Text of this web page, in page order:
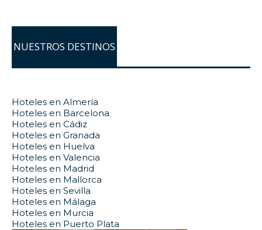
NUESTROS DESTINOS
Hoteles en Almería
Hoteles en Barcelona
Hoteles en Cádiz
Hoteles en Granada
Hoteles en Huelva
Hoteles en Valencia
Hoteles en Madrid
Hoteles en Mallorca
Hoteles en Sevilla
Hoteles en Málaga
Hoteles en Murcia
Hoteles en Puerto Plata